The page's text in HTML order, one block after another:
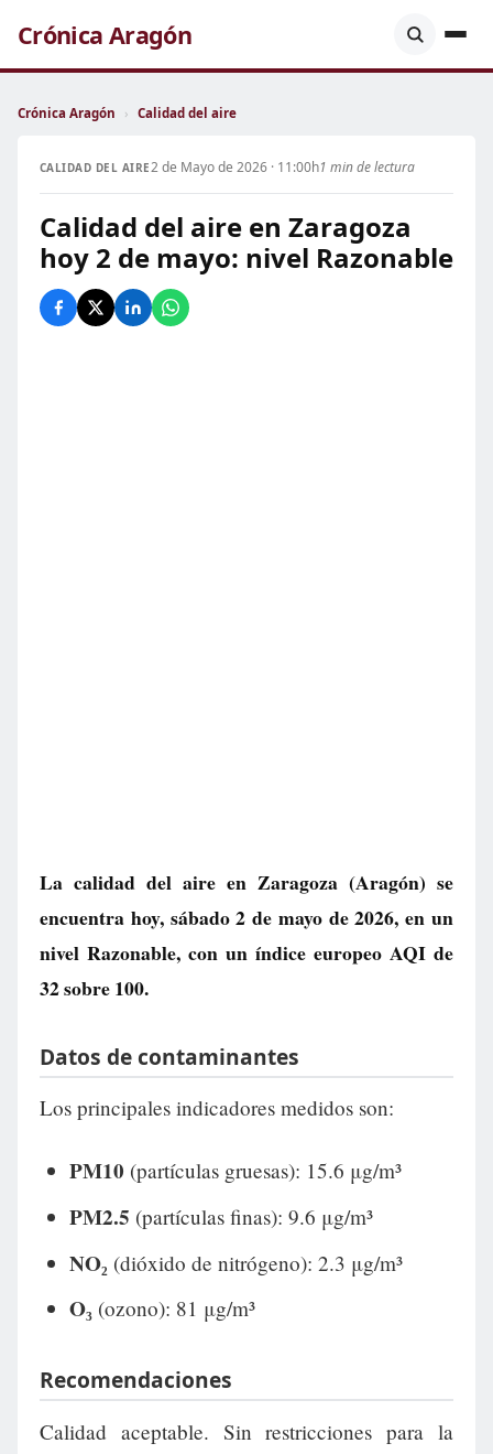
Crónica Aragón
Crónica Aragón › Calidad del aire
CALIDAD DEL AIRE2 de Mayo de 2026 · 11:00h1 min de lectura
Calidad del aire en Zaragoza
hoy 2 de mayo: nivel Razonable
La calidad del aire en Zaragoza (Aragón) se
encuentra hoy, sábado 2 de mayo de 2026, en un
nivel Razonable, con un índice europeo AQI de
32sobre 100.
Datos de contaminantes
Los principales indicadores medidos son:
PM10 (partículas gruesas): 15.6 μg/m³
PM2.5 (partículas finas): 9.6 μg/m³
NO₂ (dióxido de nitrógeno): 2.3 μg/m³
O₃ (ozono): 81 μg/m³
Recomendaciones
Calidad aceptable. Sin restricciones para la